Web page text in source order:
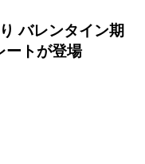
バレンタイン期
ートが登場